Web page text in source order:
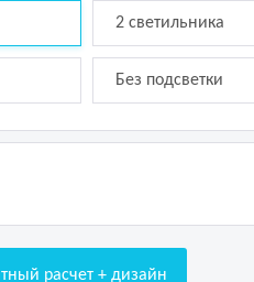
2 светильника
Без подсветки
расчет + дизайн